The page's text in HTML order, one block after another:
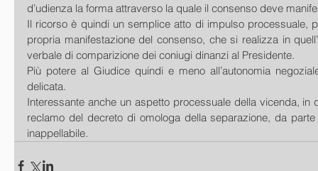
d’udienza la forma attraverso la quale il consenso deve
Il ricorso è quindi un semplice atto di impulso processuale,
propria manifestazione del consenso, che si realizza in
verbale di comparizione dei coniugi dinanzi al Presidente.
Più potere al Giudice quindi e meno all’autonomia
delicata.
Interessante anche un aspetto processuale della vicenda, in
reclamo del decreto di omologa della separazione, da
inappellabile.